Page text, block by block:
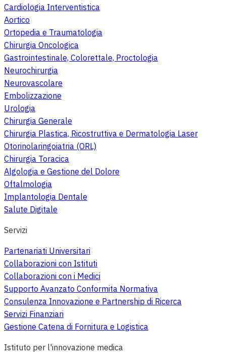
Cardiologia Interventistica
Aortico
Ortopedia e Traumatologia
Chirurgia Oncologica
Gastrointestinale, Colorettale, Proctologia
Neurochirurgia
Neurovascolare
Embolizzazione
Urologia
Chirurgia Generale
Chirurgia Plastica, Ricostruttiva e Dermatologia Laser
Otorinolaringoiatria (ORL)
Chirurgia Toracica
Algologia e Gestione del Dolore
Oftalmologia
Implantologia Dentale
Salute Digitale
Servizi
Partenariati Universitari
Collaborazioni con Istituti
Collaborazioni con i Medici
Supporto Avanzato Conformita Normativa
Consulenza Innovazione e Partnership di Ricerca
Servizi Finanziari
Gestione Catena di Fornitura e Logistica
Istituto per l'innovazione medica